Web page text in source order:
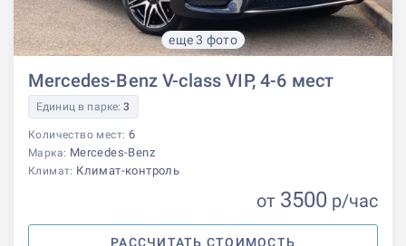
еще 3 фото
Mercedes-Benz V-class VIP, 4-6 мест
Единиц в парке:3
Количество мест: 6
Марка: Mercedes-Benz
Климат: Климат-контроль
от 3500 р/час
РАССЧИТАТЬ СТОИМОСТЬ